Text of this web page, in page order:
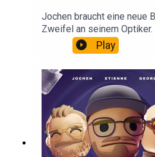
Jochen braucht eine neue
Zweifel an seinem
Luftmatratze und isst
George macht Urlaub lieber
Play